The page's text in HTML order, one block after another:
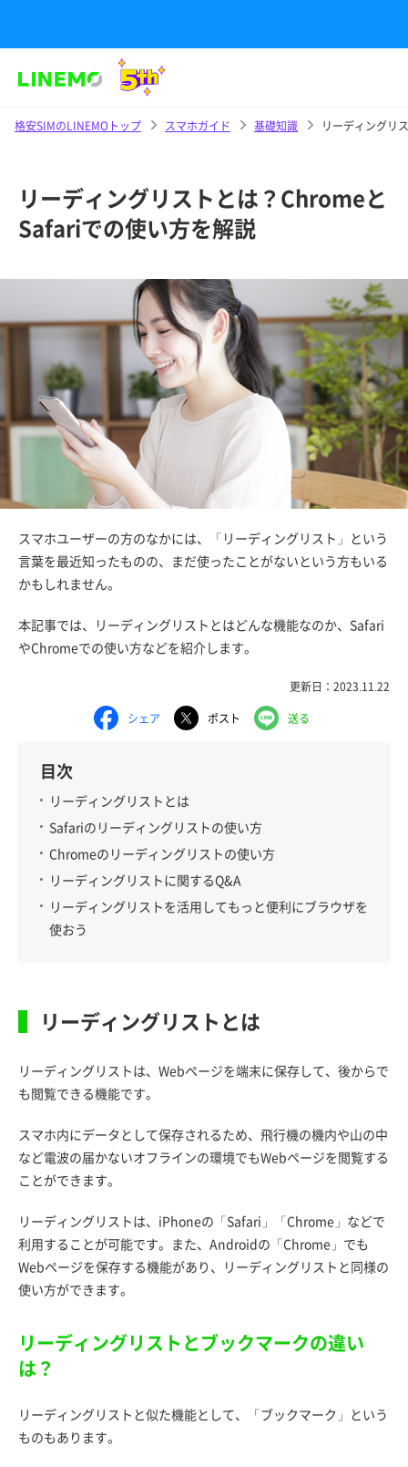
格安SIMのLINEMOトップ スマホガイド 基礎知識 リーディングリ
リーディングリストとは？Chromeと
Safariでの使い方を解説
スマホユーザーの方のなかには、「リーディングリスト」という
言葉を最近知ったものの、まだ使ったことがないという方もいる
かもしれません。
本記事では、リーディングリストとはどんな機能なのか、Safari
やChromeでの使い方などを紹介します。
更新日：2023.11.22
シェア ポスト 送る
目次
リーディングリストとは
Safariのリーディングリストの使い方
Chromeのリーディングリストの使い方
リーディングリストに関するQ&A
リーディングリストを活用してもっと便利にブラウザを
使おう
リーディングリストとは
リーディングリストは、Webページを端末に保存して、後からで
も閲覧できる機能です。
スマホ内にデータとして保存されるため、飛行機の機内や山の中
など電波の届かないオフラインの環境でもWebページを閲覧する
ことができます。
リーディングリストは、iPhoneの「Safari」「Chrome」などで
利用することが可能です。また、Androidの「Chrome」でも
Webページを保存する機能があり、リーディングリストと同様の
使い方ができます。
リーディングリストとブックマークの違い
は？
リーディングリストと似た機能として、「ブックマーク」という
ものもあります。